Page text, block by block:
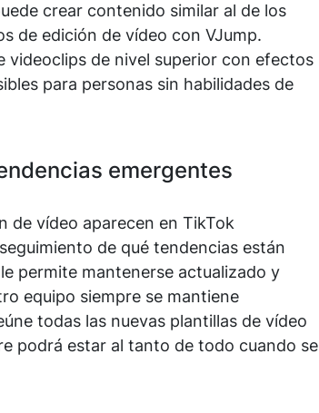
crear contenido similar al de los
de edición de vídeo con VJump.
videoclips de nivel superior con efectos
para personas sin habilidades de
emergentes
de vídeo aparecen en TikTok
de qué tendencias están
permite mantenerse actualizado y
equipo siempre se mantiene
todas las nuevas plantillas de vídeo
podrá estar al tanto de todo cuando se